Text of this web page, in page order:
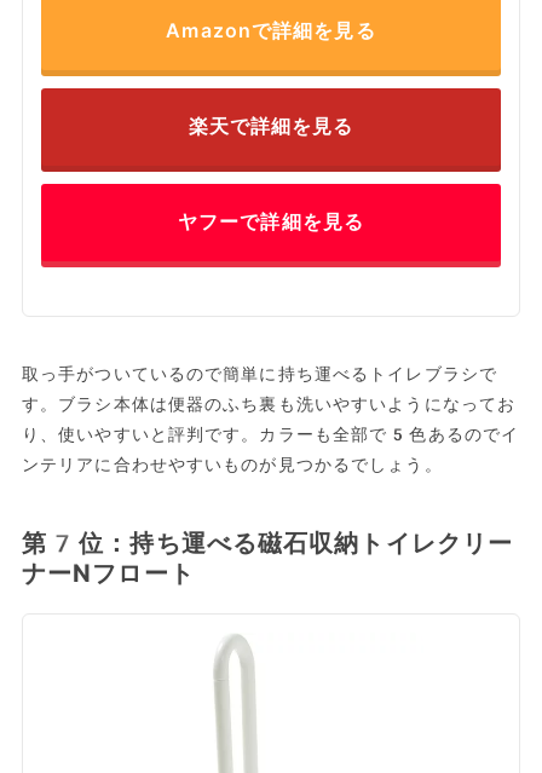
Amazonで詳細を見る
楽天で詳細を見る
ヤフーで詳細を見る
取っ手がついているので簡単に持ち運べるトイレブラシで
す。ブラシ本体は便器のふち裏も洗いやすいようになってお
り、使いやすいと評判です。カラーも全部で5色あるのでイ
ンテリアに合わせやすいものが見つかるでしょう。
第7位：持ち運べる磁石収納トイレクリー
ナーNフロート